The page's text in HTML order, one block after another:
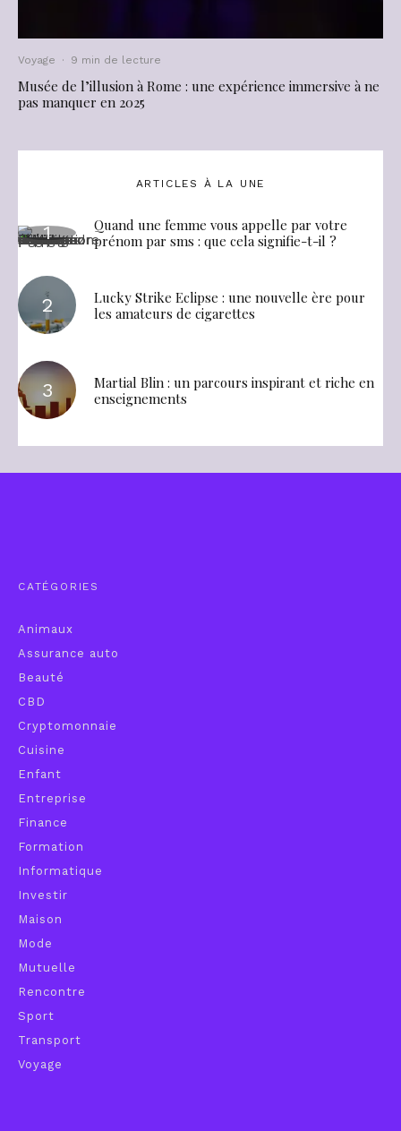
Voyage · 9 min de lecture
Musée de l’illusion à Rome : une expérience immersive à ne
pas manquer en 2025
ARTICLES À LA UNE
Quand une femme vous appelle par votre
prénom par sms : que cela signifie-t-il ?
Lucky Strike Eclipse : une nouvelle ère pour
les amateurs de cigarettes
Martial Blin : un parcours inspirant et riche en
enseignements
CATÉGORIES
Animaux
Assurance auto
Beauté
CBD
Cryptomonnaie
Cuisine
Enfant
Entreprise
Finance
Formation
Informatique
Investir
Maison
Mode
Mutuelle
Rencontre
Sport
Transport
Voyage